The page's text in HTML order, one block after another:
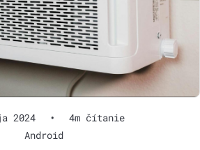
2024 •
4m čítanie
Android